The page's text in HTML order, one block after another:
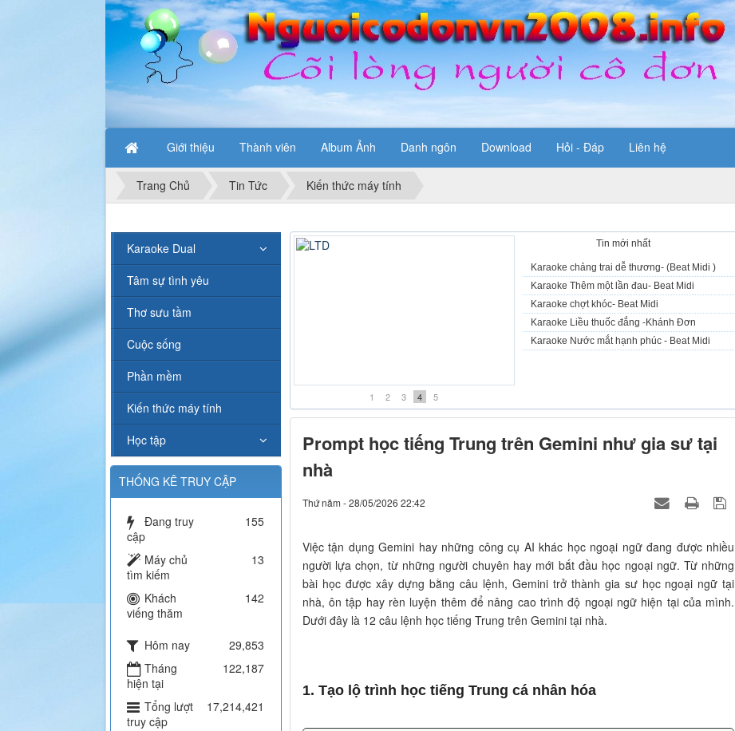
Giới thiệu Thành viên Album Ảnh Danh ngôn Download Hỏi - Đáp Liên hệ
Trang Chủ Tin Tức Kiến thức máy tính
1 2 3 4 5
Tin mới nhất
Karaoke chảng trai dễ thương- (Beat Midi )
Karaoke Thêm một lần đau- Beat Midi
Karaoke chợt khóc- Beat Midi
Karaoke Liều thuốc đắng -Khánh Đơn
Karaoke Nước mắt hạnh phúc - Beat Midi
Prompt học tiếng Trung trên Gemini như gia sư tại
nhà
Thứ năm - 28/05/2026 22:42
Việc tận dụng Gemini hay những công cụ AI khác học ngoại ngữ đang được nhiều
người lựa chọn, từ những người chuyên hay mới bắt đầu học ngoại ngữ. Từ những
bài học được xây dựng bằng câu lệnh, Gemini trở thành gia sư học ngoại ngữ tại
nhà, ôn tập hay rèn luyện thêm để nâng cao trình độ ngoại ngữ hiện tại của mình.
Dưới đây là 12 câu lệnh học tiếng Trung trên Gemini tại nhà.
1. Tạo lộ trình học tiếng Trung cá nhân hóa
Karaoke Dual
Tâm sự tình yêu
Thơ sưu tầm
Cuộc sống
Phần mềm
Kiến thức máy tính
Học tập
THỐNG KÊ TRUY CẬP
Đang truy
cập
155
Máy chủ
tìm kiếm
13
Khách
viếng thăm
142
Hôm nay
29,853
Tháng
hiện tại
122,187
Tổng lượt
truy cập
17,214,421